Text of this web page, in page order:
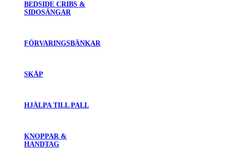
BEDSIDE CRIBS &
SIDOSÄNGAR
FÖRVARINGSBÄNKAR
SKÅP
HJÄLPA TILL PALL
KNOPPAR &
HANDTAG